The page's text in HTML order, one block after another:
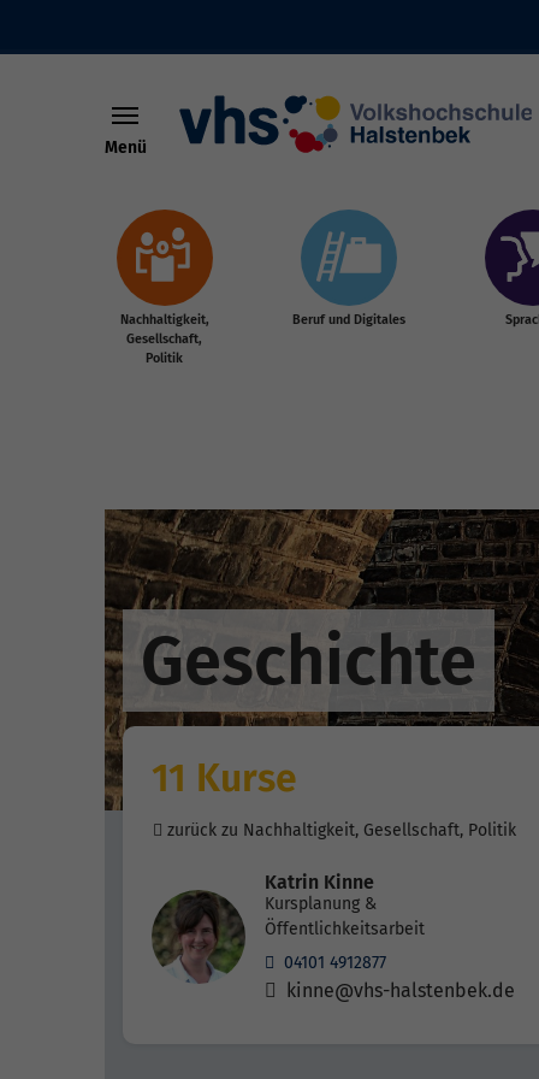
Menü
Nachhaltigkeit,
Gesellschaft,
Politik
Beruf und Digitales
Geschichte
11 Kurse
zurück zu Nachhaltigkeit, Gesellschaft, Politik
Katrin Kinne
Kursplanung &
Öffentlichkeitsarbeit
04101 4912877
kinne@vhs-halstenbek.de